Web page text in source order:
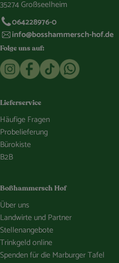
35274 Großseelheim
064228976-0
info@bosshammersch-hof.de
Folge uns auf:
Externer Link zu https://
Externer Link zu
Externer Link zu
Externer
Lieferservice
Häufige Fragen
Probelieferung
Bürokiste
B2B
Boßhammersch Hof
Über uns
Landwirte und Partner
Stellenangebote
Trinkgeld online
Spenden für die Marburger Tafel